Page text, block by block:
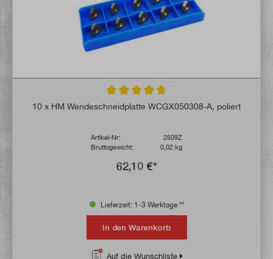
Durchschnittliche Bewertung von 4.8 von
10 x HM Wendeschneidplatte WCGX050308-A, poliert
Artikel-Nr:
2509Z
Bruttogewicht:
0,02 kg
62,10 €*
Lieferzeit: 1-3 Werktage **
In den Warenkorb
Auf die Wunschliste